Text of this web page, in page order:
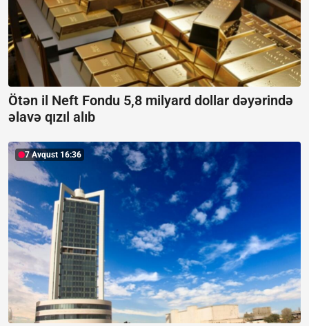
Ötən il Neft Fondu 5,8 milyard dollar dəyərində
əlavə qızıl alıb
7 Avqust 16:36